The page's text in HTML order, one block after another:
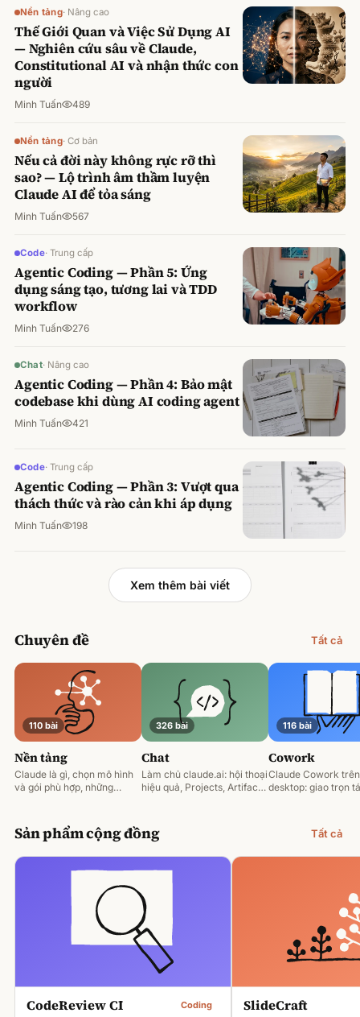
Nền tảng· Nâng cao
Thế Giới Quan và Việc Sử Dụng AI
— Nghiên cứu sâu về Claude,
Constitutional AI và nhận thức con
người
Minh Tuấn 489
Nền tảng· Cơ bản
Nếu cả đời này không rực rỡ thì
sao? — Lộ trình âm thầm luyện
Claude AI để tỏa sáng
Minh Tuấn 567
Code· Trung cấp
Agentic Coding — Phần 5: Ứng
dụng sáng tạo, tương lai và TDD
workflow
Minh Tuấn 276
Chat· Nâng cao
Agentic Coding — Phần 4: Bảo mật
codebase khi dùng AI coding agent
Minh Tuấn 421
Code· Trung cấp
Agentic Coding — Phần 3: Vượt qua
thách thức và rào cản khi áp dụng
Minh Tuấn 198
Xem thêm bài viết
Chuyên đề Tất cả
110 bài
Nền tảng
Claude là gì, chọn mô hình
và gói phù hợp, những
326 bài
Chat
Làm chủ claude.ai: hội thoại
hiệu quả, Projects, Artifacts
116 bài
Cowork
Claude Cowork trên
desktop: giao trọn
Sản phẩm cộng đồng Tất cả
CodeReview CI Coding SlideCraft